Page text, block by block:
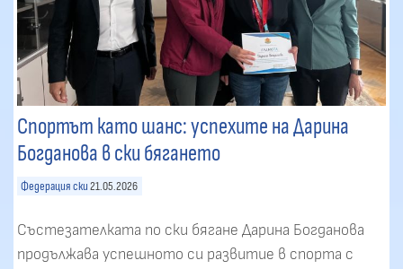
Спортът като шанс: успехите на Дарина
Богданова в ски бягането
Федерация ски 21.05.2026
Състезателката по ски бягане Дарина Богданова
продължава успешното си развитие в спорта с